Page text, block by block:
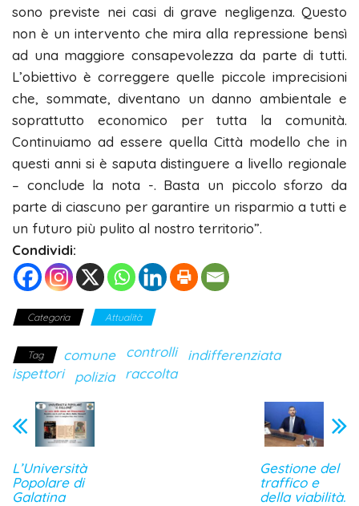
sono previste nei casi di grave negligenza. Questo
non è un intervento che mira alla repressione bensì
ad una maggiore consapevolezza da parte di tutti.
L’obiettivo è correggere quelle piccole imprecisioni
che, sommate, diventano un danno ambientale e
soprattutto economico per tutta la comunità.
Continuiamo ad essere quella Città modello che in
questi anni si è saputa distinguere a livello regionale
– conclude la nota -. Basta un piccolo sforzo da
parte di ciascuno per garantire un risparmio a tutti e
un futuro più pulito al nostro territorio”.
Condividi:
Categoria Attualità
Tag comune controlli
indifferenziata
ispettori
polizia raccolta
L’Università
Popolare di
Galatina
Gestione del
traffico e
della viabilità.